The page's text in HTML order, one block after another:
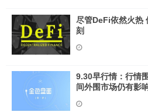
尽管DeFi依然火热
刻
9.30早行情：行情
间外围市场仍有影